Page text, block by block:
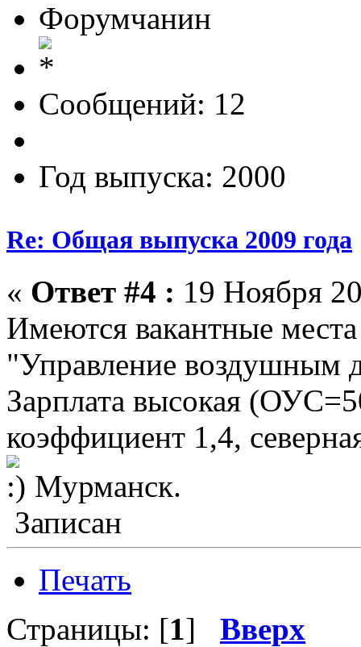
Форумчанин
Сообщений: 12
Год выпуска: 2000
Re: Общая выпуска 2009 года
« Ответ #4 : 19 Ноября
Имеются вакантные
"Управление воздушным
Зарплата высокая
коэффициент 1,4,
Мурманск.
Записан
Печать
Страницы: [1] Вверх